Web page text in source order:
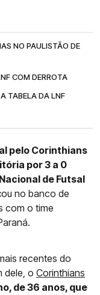
NO PAULISTÃO DE
COM DERROTA
TABELA DA LNF
pelo Corinthians
por 3 a 0
de Futsal
no banco de
com o time
recentes do
dele, o Corinthians
de 36 anos, que